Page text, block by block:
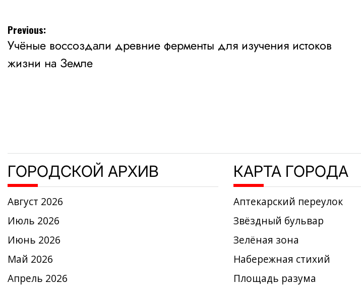
Навигация
по
записям
Previous:
Учёные воссоздали древние ферменты для изучения истоков
жизни на Земле
ГОРОДСКОЙ АРХИВ
Август 2026
Июль 2026
Июнь 2026
Май 2026
Апрель 2026
КАРТА ГОРОДА
Аптекарский переулок
Звёздный бульвар
Зелёная зона
Набережная стихий
Площадь разума